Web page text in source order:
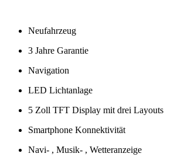
Neufahrzeug
3 Jahre Garantie
Navigation
LED Lichtanlage
5 Zoll TFT Display mit drei Layouts
Smartphone Konnektivität
Navi- , Musik- , Wetteranzeige